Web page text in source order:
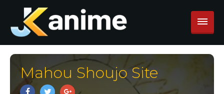
Mahou Shoujo Site